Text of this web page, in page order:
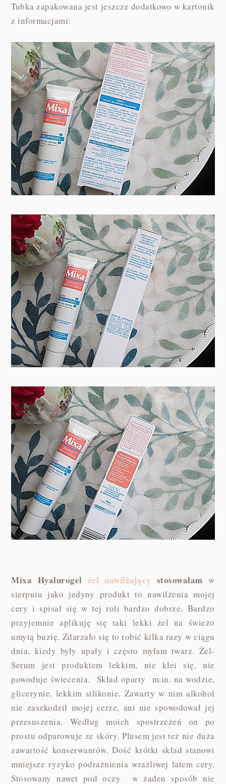
Tubka zapakowana jest jeszcze dodatkowo w kartonik
z informacjami:
Mixa Hyalurogel żel nawilżający stosowałam w
sierpniu jako jedyny produkt to nawilżenia mojej
cery i spisał się w tej roli bardzo dobrze. Bardzo
przyjemnie aplikuję się taki lekki żel na świeżo
umytą buzię. Zdarzało się to robić kilka razy w ciągu
dnia, kiedy były upały i często myłam twarz. Żel-
Serum jest produktem lekkim, nie klei się, nie
powoduje świecenia. Skład oparty m.in. na wodzie,
glicerynie, lekkim silikonie. Zawarty w nim alkohol
nie zaszkodził mojej cerze, ani nie spowodował jej
przesuszenia. Według moich spostrzeżeń on po
prostu odparowuje ze skóry. Plusem jest też nie duża
zawartość konserwantów. Dość krótki skład stanowi
mniejsze ryzyko podrażnienia wrażliwej latem cery.
Stosowany nawet pod oczy w żaden sposób nie